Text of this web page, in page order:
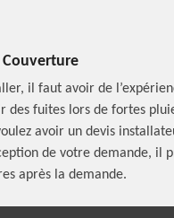
Couverture
il faut avoir de
fuites lors de fortes
avoir un devis
de votre demande, il
après la demande.